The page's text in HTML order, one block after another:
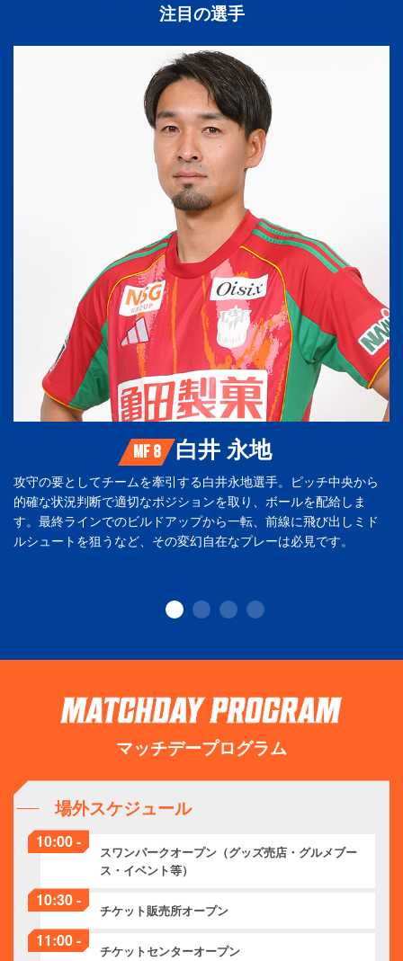
注目の選手
MF 8 白井 永地
攻守の要としてチームを牽引する白井永地選手。ピッチ中央から
的確な状況判断で適切なポジションを取り、ボールを配給しま
す。最終ラインでのビルドアップから一転、前線に飛び出しミド
ルシュートを狙うなど、その変幻自在なプレーは必見です。
マッチデープログラム
場外スケジュール
10:00 -
スワンパークオープン（グッズ売店・グルメブー
ス・イベント等）
10:30 -
チケット販売所オープン
11:00 -
チケットセンターオープン